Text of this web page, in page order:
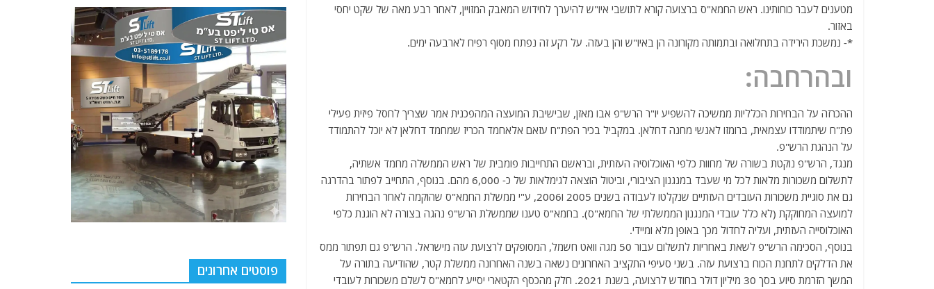
מטענים לעבר כוחותינו. ראש החמא"ס ברצועה קורא לתושבי איו"ש להיערך לחידוש המאבק המזויין, לאחר רבע מאה של שקט יחסי
באזור.
*- נמשכת הירידה בתחלואה ובתמותה מקורונה הן באיו"ש והן בעזה. על רקע זה נפתח מסוף רפיח לארבעה ימים.
ובהרחבה:
ההכרזה על הבחירות הכלליות ממשיכה להשפיע יו"ר הרש"פ אבו מאזן, שבישיבת המועצה המהפכנית אמר שצריך לחסל פיזית פעילי
פת"ח שיתמודדו עצמאית, ברומזו לאנשי מחנה דחלאן. במקביל בכיר הפת"ח עזאם אלאחמד הכריז שמחמד דחלאן לא יוכל להתמודד
על הנהגת הרש"פ.
מנגד, הרש"פ נוקטת בשורה של מחוות כלפי האוכלוסיה העזתית, ובראשם התחייבות פומבית של ראש הממשלה מחמד אשתיה,
לתשלום משכורות מלאות לכל מי שעבד במנגנון הציבורי, וביטול הוצאה לגימלאות של כ- 6,000 מהם. בנוסף, התחייב לפתור בהדרגה
גם את סוגיית משכורות העובדים העזתיים שנקלטו לעבודה בשנים 2005 ו2006, ע"י ממשלת החמא"ס שהוקמה לאחר הבחירות
למועצה המחוקקת (לא כלל עובדי המנגנון הממשלתי של החמא"ס). בחמא"ס טענו שממשלת הרש"פ נהגה בצורה לא הוגנת כלפי
האוכלוסייה העזתית, ועליה לחדול מכך באופן מלא ומיידי.
בנוסף, הסכימה הרש"פ לשאת באחריות לתשלום עבור 50 מגה וואט חשמל, המסופקים לרצועת עזה מישראל. הרש"פ גם תפתור ממס
את הדלקים לתחנת הכוח ברצועת עזה. בשני סעיפי התקציב האחרונים נשאה בשנה האחרונה ממשלת קטר, שהודיעה בתורה על
המשך הזרמת סיוע בסך 30 מיליון דולר בחודש לרצועה, בשנת 2021. חלק מהכסף הקטארי יסייע לחמא"ס לשלם משכורות לעובדי
פוסטים אחרונים